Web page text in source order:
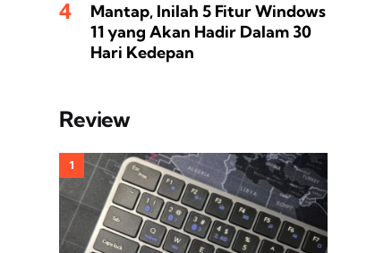
Mantap, Inilah 5 Fitur Windows
11 yang Akan Hadir Dalam 30
Hari Kedepan
Review